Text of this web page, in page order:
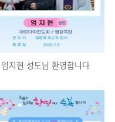
엄지현 성도님 환영합니다